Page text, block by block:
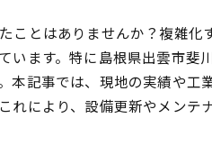
とはありませんか？複雑
ます。特に島根県出雲市
記事では、現地の実績や
により、設備更新やメン